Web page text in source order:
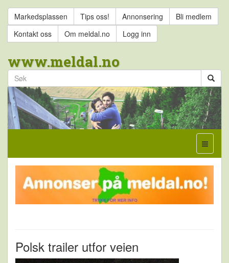
Markedsplassen Tips oss! Annonsering
Bli medlem
Kontakt oss
Om meldal.no Logg inn
www.meldal.no
Polsk trailer utfor veien